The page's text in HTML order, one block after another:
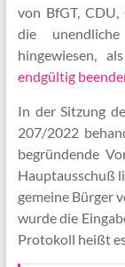
von BfGT,
die
hingewiesen,
endgültig
In der Sitzung
207/2022
begründende
Hauptausschuß
gemeine Bürger
wurde die
Protokoll heißt